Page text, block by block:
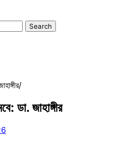
ডা. জাহাঙ্গীর